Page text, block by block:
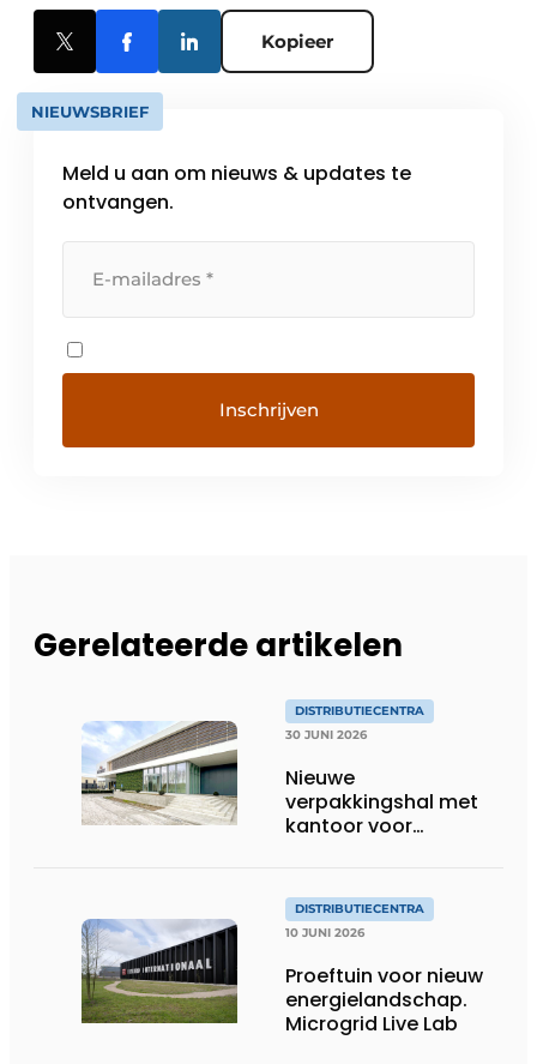
Kopieer
NIEUWSBRIEF
Meld u aan om nieuws & updates te
ontvangen.
Gerelateerde artikelen
DISTRIBUTIECENTRA
30 JUNI 2026
Nieuwe
verpakkingshal met
kantoor voor
DISTRIBUTIECENTRA
10 JUNI 2026
Proeftuin voor nieuw
energielandschap.
Microgrid Live Lab